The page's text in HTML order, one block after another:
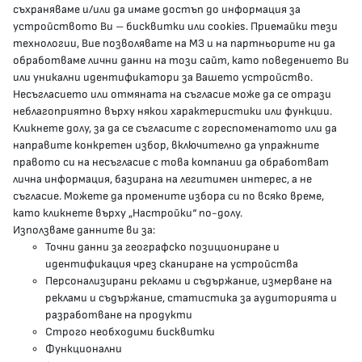
гр.София, 1000, пл. „Света Неделя“ №5
delovodstvo@mh.government.bg
presscenter@mh.government.bg
МЗ В СОЦИАЛНИТЕ МРЕЖИ
Facebook страница
Instragram профил
YouTube канал
Threads профил
Карта на сайта
съхраняваме и/или да имаме достъп до информация за
устройството Ви – бисквитки или cookies. Приемайки тези
технологии, Вие позволявате на МЗ и на партньорите ни да
обработваме лични данни на този сайт, като поведението Ви
или уникални идентификатори за Вашето устройство.
Несъгласието или отмяната на съгласие може да се отрази
неблагоприятно върху някои характеристики или функции.
Кликнете долу, за да се съгласите с гореспоменатото или да
направите конкретен избор, включително да упражните
правото си на несъгласие с това компании да обработват
лична информация, базирана на легитимен интерес, а не
съгласие. Можете да промените избора си по всяко време,
като кликнете върху „Настройки“ по-долу.
Използваме данните ви за:
Точни данни за географско позициониране и
идентификация чрез сканиране на устройства
Персонализирани реклами и съдържание, измерване на
реклами и съдържание, статистика за аудиторията и
разработване на продукти
Строго необходими бисквитки
Функционални